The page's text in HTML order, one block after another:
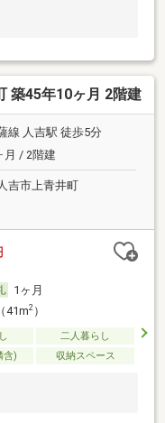
築45年10ヶ月 2階建
線 人吉駅 徒歩5分
月 / 2階建
吉市上青井町
1ヶ月
41m2）
二人暮らし
含) 収納スペース